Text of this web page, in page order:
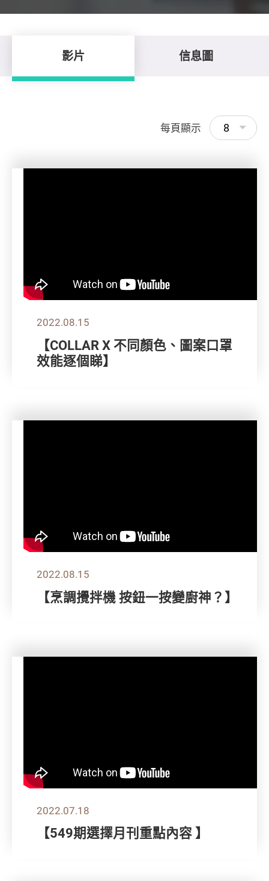
影片 信息圖
每頁顯示 8
2022.08.15
【COLLAR X 不同顏色、圖案口罩
效能逐個睇】
2022.08.15
【烹調攪拌機 按鈕一按變廚神？】
2022.07.18
【549期選擇月刊重點內容 】